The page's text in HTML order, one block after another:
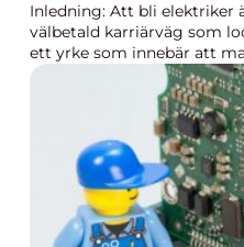
Inledning: Att bli elektriker
välbetald karriärväg som
ett yrke som innebär att